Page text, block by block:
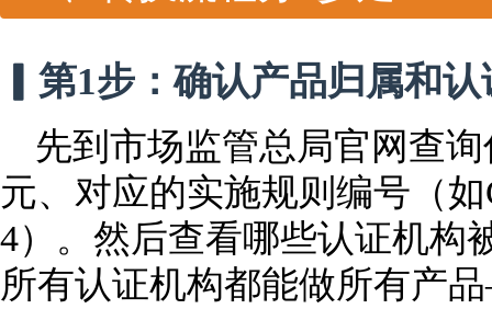
▎第1步：确认产品归属和
先到市场监管总局官网查
元、对应的实施规则编号（
4）。然后查看哪些认证机构
所有认证机构都能做所有产